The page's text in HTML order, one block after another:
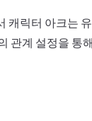
캐릭터 아크는
관계 설정을 통